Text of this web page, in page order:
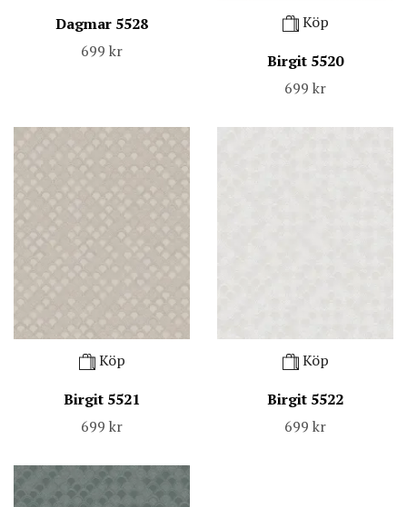
Dagmar 5528
699 kr
Köp
Birgit 5520
699 kr
Köp
Birgit 5521
699 kr
Köp
Birgit 5522
699 kr